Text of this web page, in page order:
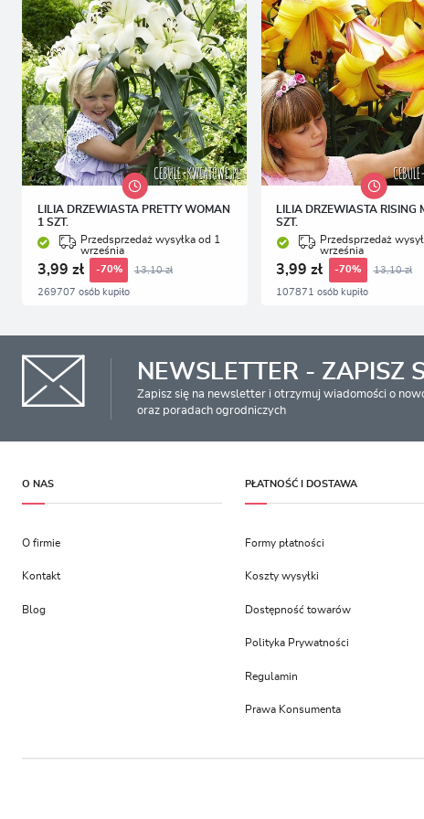
LILIA DRZEWIASTA PRETTY WOMAN
1 SZT.
Przedsprzedaż wysyłka od 1
września
3,99 zł -70% 13,10 zł
269707 osób kupiło
LILIA DRZEWIASTA RISING
SZT.
Przedsprzedaż
września
3,99 zł -70% 13,10 zł
107871 osób kupiło
NEWSLETTER - ZAPISZ
Zapisz się na newsletter i otrzymuj wiadomości o
oraz poradach ogrodniczych
O NAS
O firmie
Kontakt
Blog
PŁATNOŚĆ I DOSTAWA
Formy płatności
Koszty wysyłki
Dostępność towarów
Polityka Prywatności
Regulamin
Prawa Konsumenta